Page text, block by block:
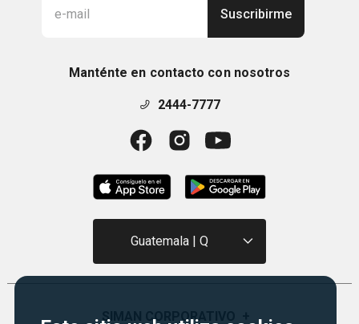
Suscribirme
Manténte en contacto con nosotros
2444-7777
Guatemala | Q
SIMAN CORPORATIVO